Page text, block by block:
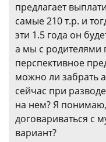
предлагает
самые 210 т.р. и
эти 1.5 года он
а мы с родителями
перспективное
можно ли забрать
сейчас при
на нем? Я
договариваться с
вариант?